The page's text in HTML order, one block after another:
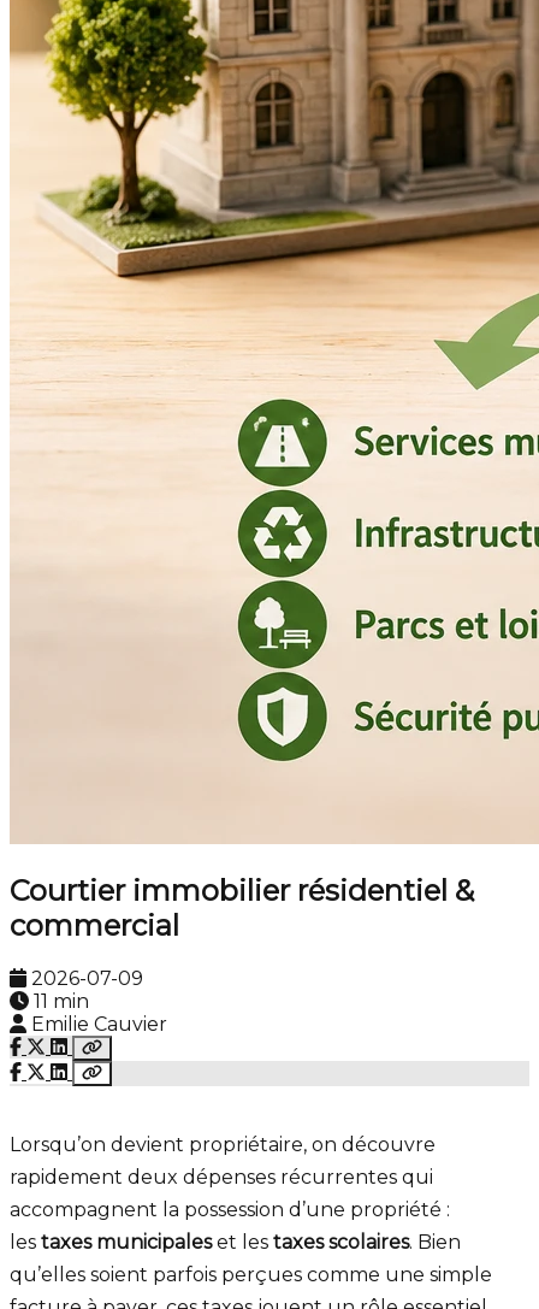
Courtier immobilier résidentiel &
commercial
2026-07-09
11 min
Emilie Cauvier
Lorsqu’on devient propriétaire, on découvre
rapidement deux dépenses récurrentes qui
accompagnent la possession d’une propriété :
les taxes municipaleset les taxes scolaires. Bien
qu’elles soient parfois perçues comme une simple